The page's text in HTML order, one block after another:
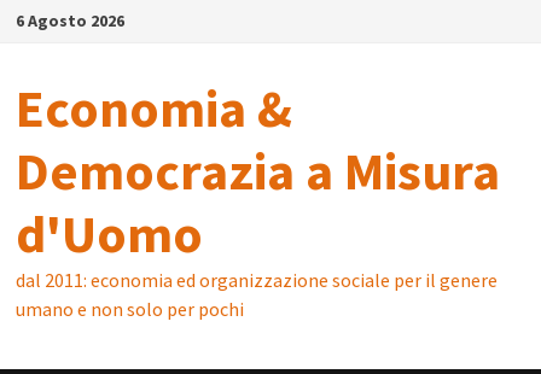
Skip6 Agosto 2026
Economia &
Democrazia a Misura
d'Uomo
dal 2011: economia ed organizzazione sociale per il genere
umano e non solo per pochi